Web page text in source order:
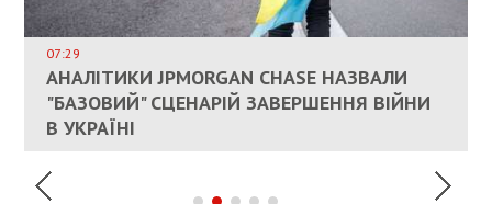
КАНДИДАТ В ПРЕМЬЕРЫ ПОЛЬШИ ПРИЗВАЛ
ЕС ПРЕКРАТИТЬ ВОЕННУЮ ПОМОЩЬ
УКРАИНЕ
07:29
АНАЛІТИКИ JPMORGAN CHASE НАЗВАЛИ
"БАЗОВИЙ" СЦЕНАРІЙ ЗАВЕРШЕННЯ ВІЙНИ
В УКРАЇНІ
ДОЗВОЛИЛИ НЕ ПЛАТИТИ ЗА КОМУНАЛКУ
ИНТЕГРАЦИЯ УКРАИНЫ В НАТО ВРЯД ЛИ
СОСТОИТСЯ В БЛИЖАЙШЕЕ ВРЕМЯ, –
РЮТТЕ
ПАЛИВНИЙ РИНОК РОЗІГРІЛИ ШТУЧНО:
АНАЛІТИКИ ЗВИНУВАТИЛИ АЗС У
СПЕКУЛЯЦІЇ